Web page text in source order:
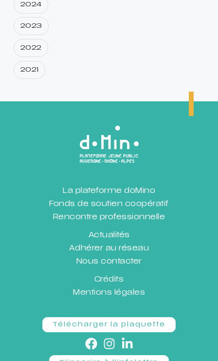
2024
2023
2022
2021
La plateforme doMino
Fonds de soutien coopératif
Rencontre professionnelle
Actualités
Adhérer au réseau
Nous contacter
Crédits
Mentions légales
Télécharger la plaquette